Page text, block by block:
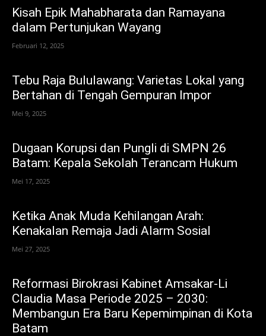
Kisah Epik Mahabharata dan Ramayana
dalam Pertunjukan Wayang
Februari 12, 2025
Tebu Raja Bululawang: Varietas Lokal yang
Bertahan di Tengah Gempuran Impor
Mei 9, 2025
Dugaan Korupsi dan Pungli di SMPN 26
Batam: Kepala Sekolah Terancam Hukum
Mei 17, 2025
Ketika Anak Muda Kehilangan Arah:
Kenakalan Remaja Jadi Alarm Sosial
Mei 27, 2025
Reformasi Birokrasi Kabinet Amsakar-Li
Claudia Masa Periode 2025 – 2030:
Membangun Era Baru Kepemimpinan di Kota
Batam